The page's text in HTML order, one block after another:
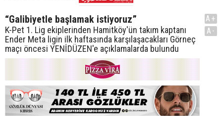
“Galibiyetle başlamak istiyoruz”
K-Pet 1. Lig ekiplerinden Hamitköy'ün takım kaptanı
Ender Meta ligin ilk haftasında karşılaşacakları Görneç
maçı öncesi YENİDÜZEN'e açıklamalarda bulundu
A+
A-